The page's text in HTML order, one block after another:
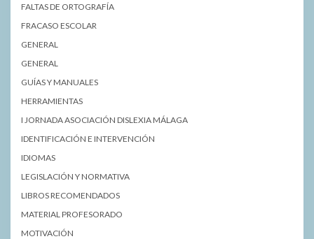
FALTAS DE ORTOGRAFÍA
FRACASO ESCOLAR
GENERAL
GENERAL
GUÍAS Y MANUALES
HERRAMIENTAS
I JORNADA ASOCIACIÓN DISLEXIA MÁLAGA
IDENTIFICACIÓN E INTERVENCIÓN
IDIOMAS
LEGISLACIÓN Y NORMATIVA
LIBROS RECOMENDADOS
MATERIAL PROFESORADO
MOTIVACIÓN